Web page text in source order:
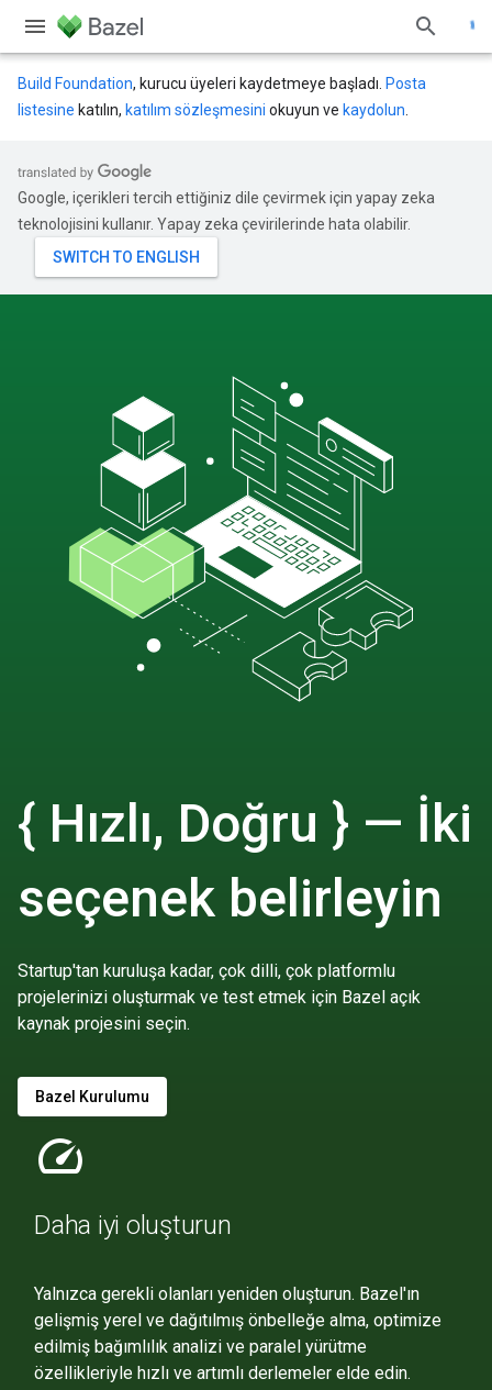
Build Foundation, kurucu üyeleri kaydetmeye başladı. Posta
listesine katılın, katılım sözleşmesini okuyun ve kaydolun
Google, içerikleri tercih ettiğiniz dile çevirmek için yapay zeka
teknolojisini kullanır. Yapay zeka çevirilerinde hata olabilir.
{ Hızlı, Doğru } — İki
seçenek belirleyin
Startup'tan kuruluşa kadar, çok dilli, çok platformlu
projelerinizi oluşturmak ve test etmek için Bazel açık
kaynak projesini seçin.
Bazel Kurulumu
speed
Daha iyi oluşturun
Yalnızca gerekli olanları yeniden oluşturun. Bazel'ın
gelişmiş yerel ve dağıtılmış önbelleğe alma, optimize
edilmiş bağımlılık analizi ve paralel yürütme
özellikleriyle hızlı ve artımlı derlemeler elde edin.